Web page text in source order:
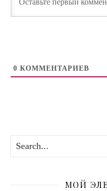
0 КОММЕНТАРИЕВ
МОЙ